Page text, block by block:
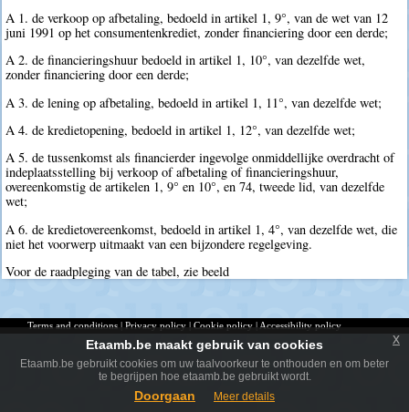
A 1. de verkoop op afbetaling, bedoeld in artikel 1, 9°, van de wet van 12
juni 1991 op het consumentenkrediet, zonder financiering door een derde;
A 2. de financieringshuur bedoeld in artikel 1, 10°, van dezelfde wet,
zonder financiering door een derde;
A 3. de lening op afbetaling, bedoeld in artikel 1, 11°, van dezelfde wet;
A 4. de kredietopening, bedoeld in artikel 1, 12°, van dezelfde wet;
A 5. de tussenkomst als financierder ingevolge onmiddellijke overdracht of
indeplaatsstelling bij verkoop of afbetaling of financieringshuur,
overeenkomstig de artikelen 1, 9° en 10°, en 74, tweede lid, van dezelfde
wet;
A 6. de kredietovereenkomst, bedoeld in artikel 1, 4°, van dezelfde wet, die
niet het voorwerp uitmaakt van een bijzondere regelgeving.
Voor de raadpleging van de tabel, zie beeld
Terms and conditions | Privacy policy | Cookie policy | Accessibility policy
Etaamb.be maakt gebruik van cookies
Etaamb.be gebruikt cookies om uw taalvoorkeur te onthouden en om beter
te begrijpen hoe etaamb.be gebruikt wordt.
Doorgaan Meer details
x